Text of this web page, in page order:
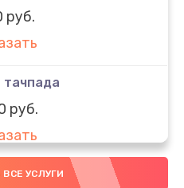
руб.
тачпада
руб.
моста
УСЛУГИ